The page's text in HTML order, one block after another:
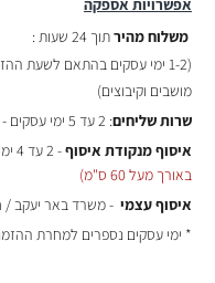
אפשרויות אספקה
משלוח מהירתוך 24 שעות :
(1-2 ימי עסקים בהתאם לשעת ההזמנה)
מושבים וקיבוצים)
שרות שליחים: 2 עד 5 ימי עסקים - ₪29
איסוף מנקודת איסוף- 2 עד 4 ימי עסקים - ₪20
באורך מעל 60 ס"מ)
איסוף עצמי - משרד באר יעקב / חנות תל
* ימי עסקים נספרים למחרת